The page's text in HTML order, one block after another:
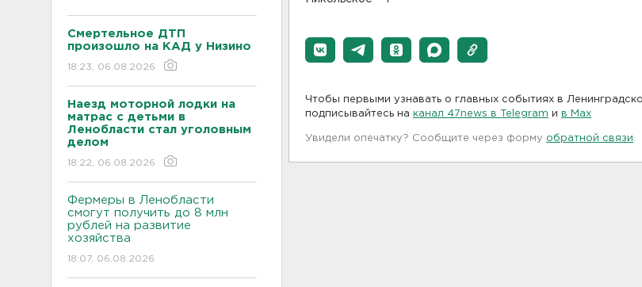
Смертельное ДТП
произошло на КАД у Низино
18:23, 06.08.2026
Наезд моторной лодки на
матрас с детьми в
Ленобласти стал уголовным
делом
18:22, 06.08.2026
Фермеры в Ленобласти
смогут получить до 8 млн
рублей на развитие
хозяйства
18:07, 06.08.2026
Чтобы первыми узнавать о главных событиях в
подписывайтесь на канал 47news в Telegram и в Maх
Увидели опечатку? Сообщите через форму обратной связи